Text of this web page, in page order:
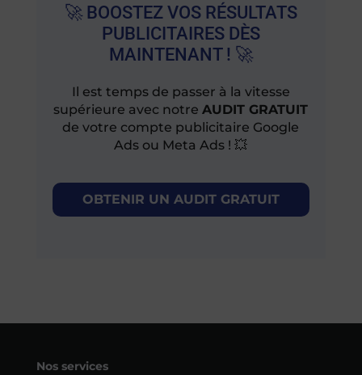
🚀 BOOSTEZ VOS RÉSULTATS
PUBLICITAIRES DÈS
MAINTENANT ! 🚀
Il est temps de passer à la vitesse
supérieure avec notreAUDIT GRATUIT
de votre compte publicitaire Google
Ads ou Meta Ads ! 💥
OBTENIR UN AUDIT GRATUIT
Nos services